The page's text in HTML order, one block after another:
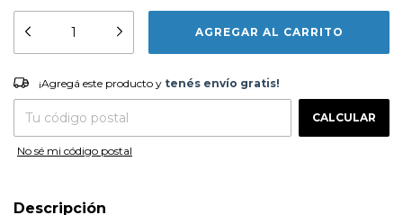
¡Agregá este producto ytenés envío gratis!
Entregas para el CP: CAMBIAR CP
¡Agregá este producto y tenés envío gratis!
CALCULAR
No sé mi código postal
Descripción
Formato:
LIBROS
Editorial:
Shackleton
Encuadernación:Tapa Blanda
ISBN:9788413612249
N°Páginas:
Sinópsis
Emiliano Bruner, uno de los principales referentes
primeros hominidos hasta el homo sapiens. La